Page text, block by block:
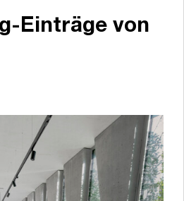
Einträge von